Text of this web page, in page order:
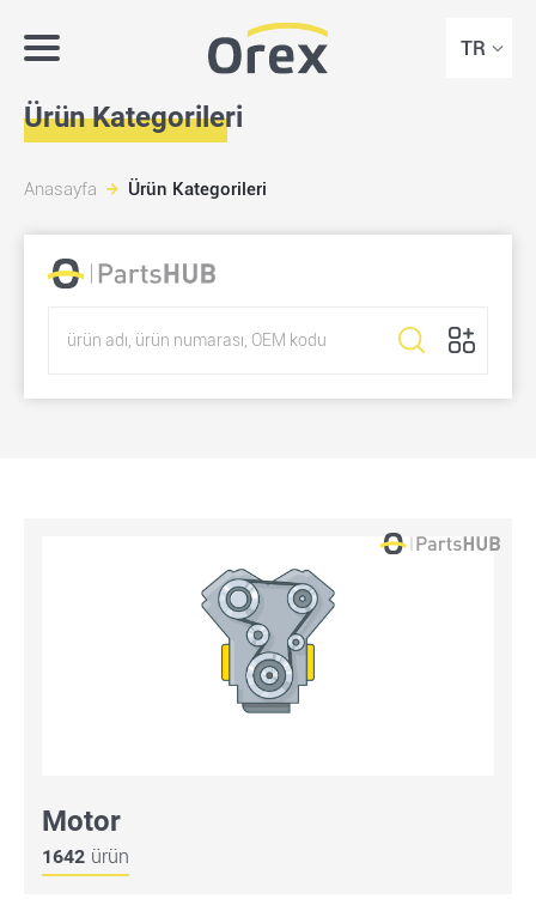
TR
Ürün Kategorileri
Anasayfa Ürün Kategorileri
Motor
1642 ürün